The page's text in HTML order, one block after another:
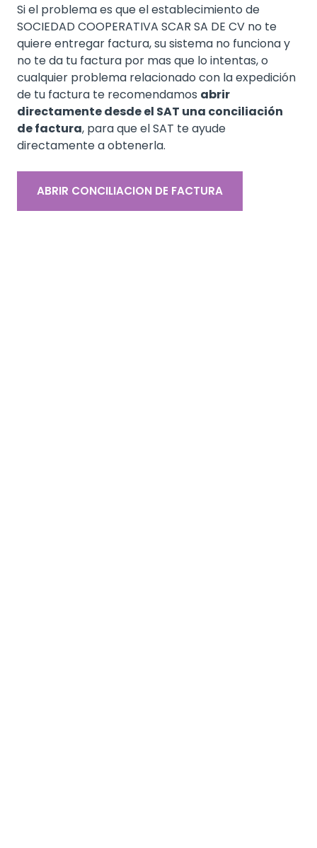
Si el problema es que el establecimiento de
SOCIEDAD COOPERATIVA SCAR SA DE CV no te
quiere entregar factura, su sistema no funciona y
no te da tu factura por mas que lo intentas, o
cualquier problema relacionado con la expedición
de tu factura te recomendamos abrir
directamente desde el SAT una conciliación
de factura, para que el SAT te ayude
directamente a obtenerla.
ABRIR CONCILIACION DE FACTURA